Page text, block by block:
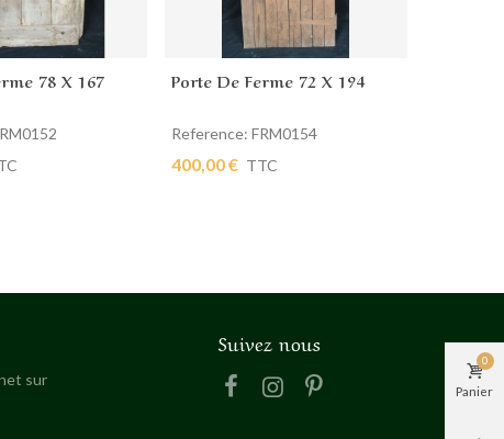
panier78 X 167 Ajouter au panier
Porte De Ferme 72 X 194
Reference: FRM0154
400,00 € TTC
sur
Suivez nous
Panier
0